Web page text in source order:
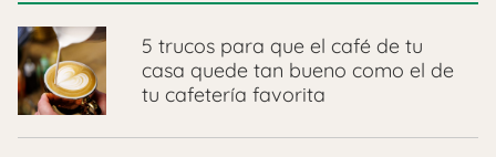
5 trucos para que el café de tu
casa quede tan bueno como el de
tu cafetería favorita